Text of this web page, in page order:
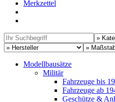
Merkzettel
Modellbausätze
Militär
Fahrzeuge bis
Fahrzeuge ab
Geschütze &